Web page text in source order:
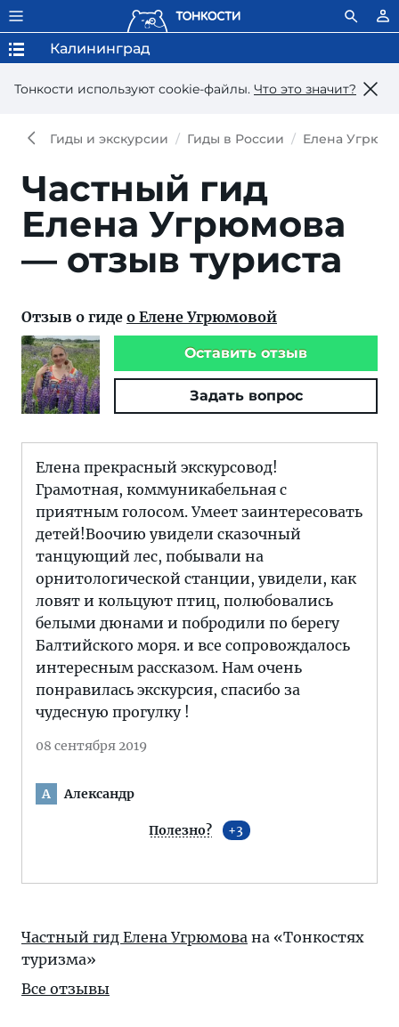
Тонкости используют сookie-файлы. Что это значит?
Калининград
Гиды и экскурсии Гиды в России Елена
Частный гид
Елена Угрюмова
— отзыв туриста
Отзыв о гиде о Елене Угрюмовой
Оставить отзыв
Задать вопрос
Елена прекрасный экскурсовод!
Грамотная, коммуникабельная с
приятным голосом. Умеет заинтересовать
детей!Воочию увидели сказочный
танцующий лес, побывали на
орнитологической станции, увидели, как
ловят и кольцуют птиц, полюбовались
белыми дюнами и побродили по берегу
Балтийского моря. и все сопровождалось
интересным рассказом. Нам очень
понравилась экскурсия, спасибо за
чудесную прогулку !
08 сентября 2019
А Александр
Полезно? 3
Частный гид Елена Угрюмова на «Тонкостях
туризма»
Все отзывы